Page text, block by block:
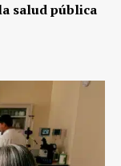
salud pública